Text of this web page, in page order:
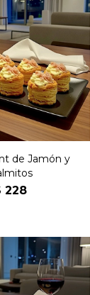
de origen
de masa
con jamón y
de Jamón y
228